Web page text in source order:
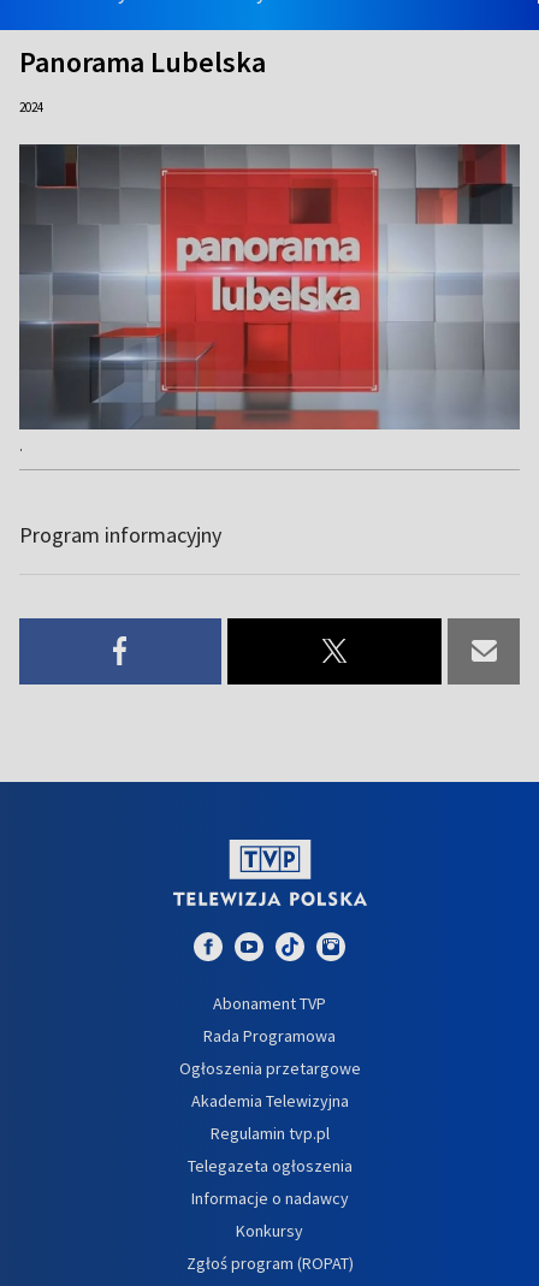
Panorama Lubelska
2024
.
Program informacyjny
Abonament TVP
Rada Programowa
Ogłoszenia przetargowe
Akademia Telewizyjna
Regulamin tvp.pl
Telegazeta ogłoszenia
Informacje o nadawcy
Konkursy
Zgłoś program (ROPAT)